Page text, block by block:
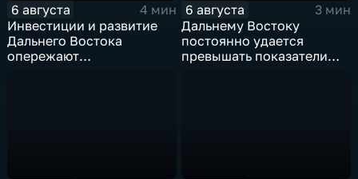
6 августа
4 мин
Инвестиции и развитие
Дальнего Востока
опережают
6 августа
3 мин
Дальнему Востоку
постоянно удается
превышать показатели